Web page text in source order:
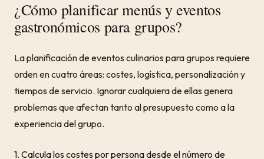
¿Cómo planificar menús y eventos
gastronómicos para grupos?
La planificación de eventos culinarios para grupos requiere
orden en cuatro áreas: costes, logística, personalización y
tiempos de servicio. Ignorar cualquiera de ellas genera
problemas que afectan tanto al presupuesto como a la
experiencia del grupo.
1. Calcula los costes por persona desde el número de